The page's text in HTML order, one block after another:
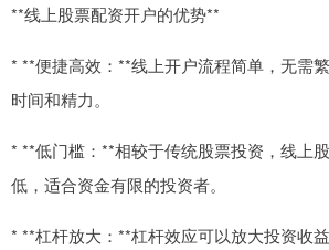
**线上股票配资开户的优势**
* **便捷高效：**线上开户流程简单，无需
时间和精力。
* **低门槛：**相较于传统股票投资，线上
低，适合资金有限的投资者。
* **杠杆放大：**杠杆效应可以放大投资收